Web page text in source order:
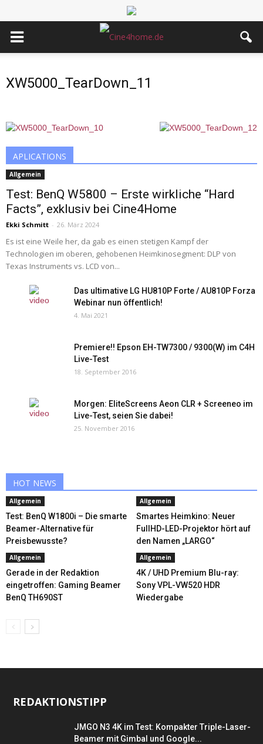
XW5000_TearDown_11
APLICATIONS
Allgemein
Test: BenQ W5800 – Erste wirkliche “Hard
Facts”, exklusiv bei Cine4Home
Ekki Schmitt - 26. März 2024
Es ist eine Weile her, da gab es einen stetigen Kampf der
Technologien im oberen, gehobenen Heimkinosegment: DLP von
Texas Instruments vs. LCD von...
Das ultimative LG HU810P Forte / AU810P Forza
Webinar nun öffentlich!
4. Mai 2021
Premiere!! Epson EH-TW7300 / 9300(W) im C4H
Live-Test
18. September 2016
Morgen: EliteScreens Aeon CLR + Screeneo im
Live-Test, seien Sie dabei!
25. November 2016
HOT NEWS
Allgemein
Test: BenQ W1800i – Die smarte
Beamer-Alternative für
Preisbewusste?
Allgemein
Smartes Heimkino: Neuer
FullHD-LED-Projektor hört auf
den Namen „LARGO“
Allgemein
Gerade in der Redaktion
eingetroffen: Gaming Beamer
BenQ TH690ST
Allgemein
4K / UHD Premium Blu-ray:
Sony VPL-VW520 HDR
Wiedergabe
REDAKTIONSTIPP
JMGO N3 4K im Test: Kompakter Triple-Laser-
Beamer mit Gimbal und Google...